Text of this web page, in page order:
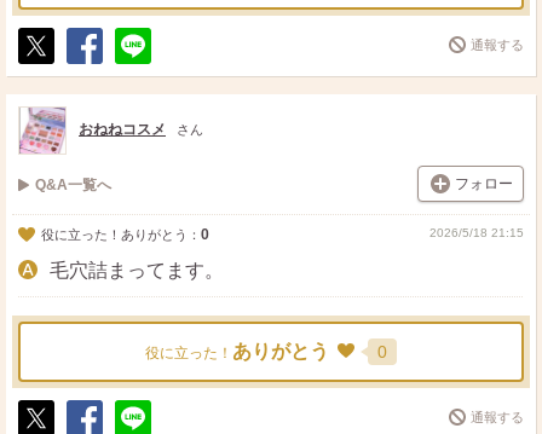
ポ
ス
ト
シ
ェ
送
る
通報する
おねねコスメ さん
Q&A一覧へ フォロー
役に立った！ありがとう： 0 2026/5/18 21:15
毛穴詰まってます。
役に立った！ ありがとう 0
通報する